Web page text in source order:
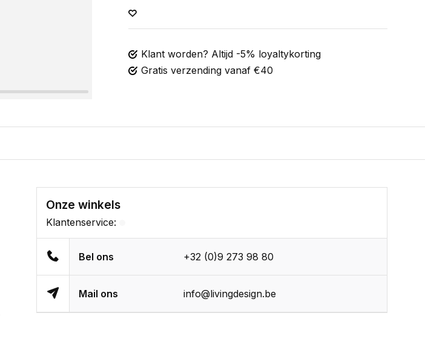
Klant worden? Altijd -5% loyaltykorting
Gratis verzending vanaf €40
Onze winkels
Klantenservice:
Bel ons +32 (0)9 273 98 80
Mail ons info@livingdesign.be